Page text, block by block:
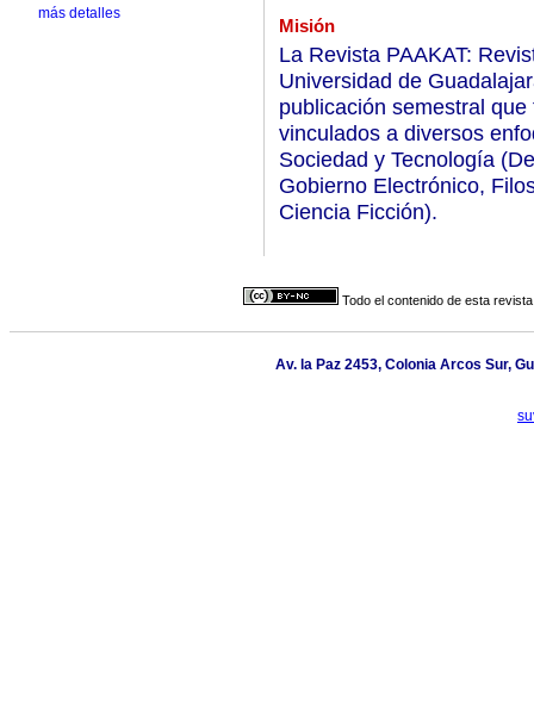
más detalles
Misión
La Revista PAAKAT:
Universidad de
publicación semestral
vinculados a diversos
Sociedad y Tecnología
Gobierno Electrónico,
Ciencia Ficción).
Todo el contenido de esta
Av. la Paz 2453, Colonia Arcos Sur,